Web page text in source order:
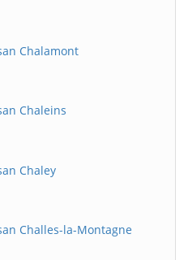
Chalamont
Chaleins
Chaley
Challes-la-Montagne